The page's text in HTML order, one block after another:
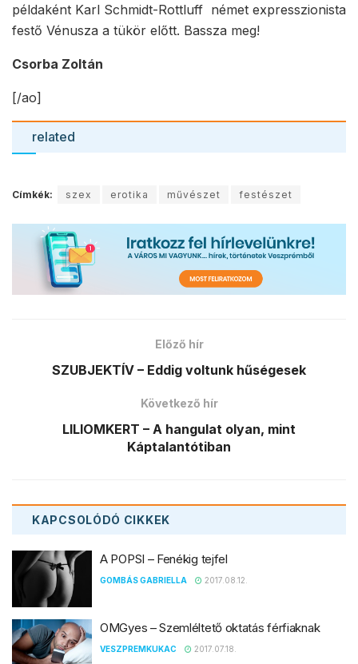
példaként Karl Schmidt-Rottluff német expresszionista
festő Vénusza a tükör előtt. Bassza meg!
Csorba Zoltán
[/ao]
related
Címkék: szex erotika művészet festészet
Előző hír
SZUBJEKTÍV – Eddig voltunk hűségesek
Következő hír
LILIOMKERT – A hangulat olyan, mint
Káptalantótiban
KAPCSOLÓDÓ CIKKEK
A POPSI – Fenékig tejfel
GOMBÁS GABRIELLA 2017.08.12.
OMGyes – Szemléltető oktatás férfiaknak
VESZPREMKUKAC 2017.07.18.